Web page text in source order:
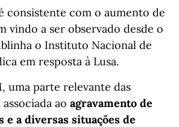
consistente com o aumento de
vindo a ser observado desde o
o Instituto Nacional de
em resposta à Lusa.
uma parte relevante das
ao agravamento de
e a diversas situações de